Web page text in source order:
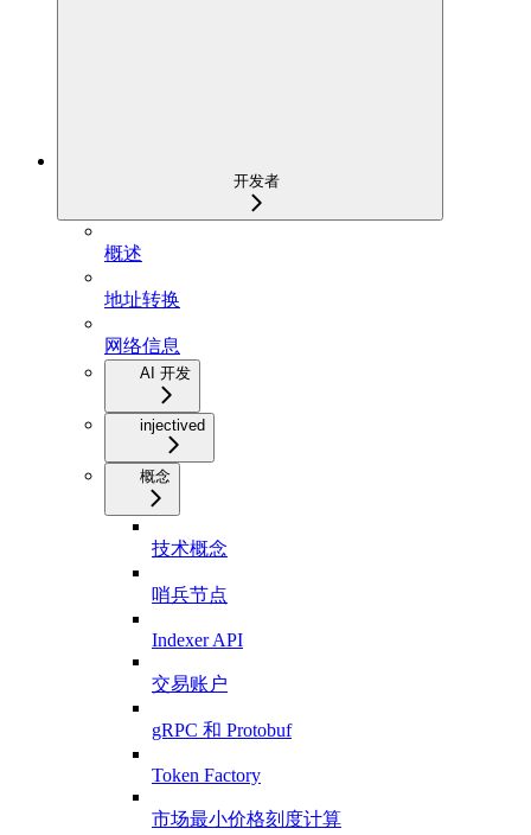
开发者
概述
地址转换
网络信息
AI 开发
injectived
概念
技术概念
哨兵节点
Indexer API
交易账户
gRPC 和 Protobuf
Token Factory
市场最小价格刻度计算